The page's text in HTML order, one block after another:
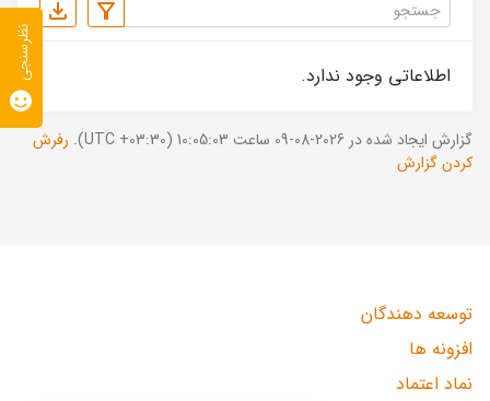
اطلاعاتی وجود ندارد.
گزارش ایجاد شده در 2026-08-09 ساعت 10:05:03 (UTC +03:30).
رفرش
کردن گزارش
توسعه دهندگان
افزونه ها
نماد اعتماد
نظرسنجی